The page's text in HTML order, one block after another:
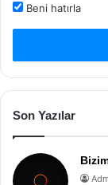
Beni hatırla
Son Yazılar